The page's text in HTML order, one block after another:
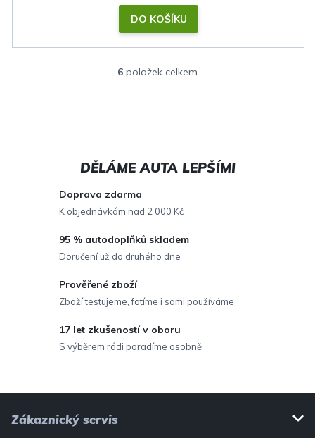
DO KOŠÍKU
O
l
a
í
p
r
y
v
ý
6 položek celkem
Doprava zdarma
K objednávkám nad 2 000 Kč
95 % autodoplňků skladem
Doručení už do druhého dne
Prověřené zboží
Zboží testujeme, fotíme i sami používáme
17 let zkušeností v oboru
S výběrem rádi poradíme osobně
Zákaznický servis